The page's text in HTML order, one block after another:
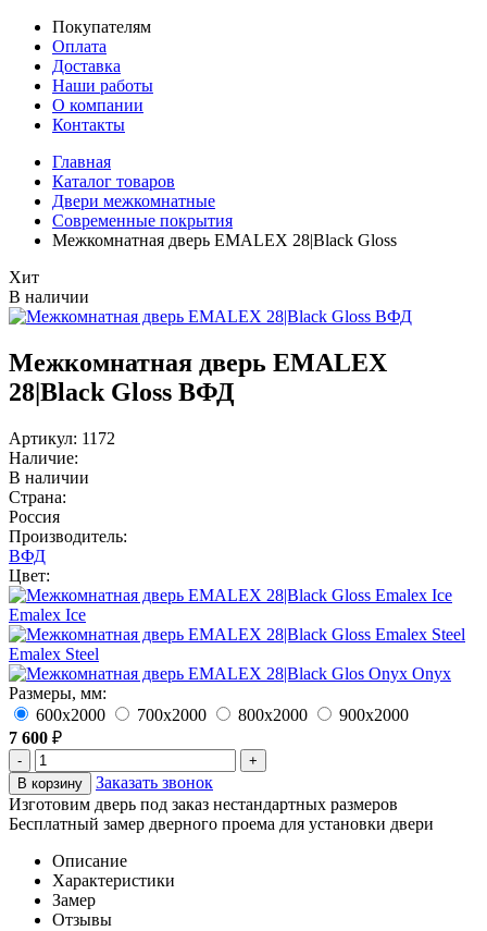
Покупателям
Оплата
Доставка
Наши работы
О компании
Контакты
Главная
Каталог товаров
Двери межкомнатные
Современные покрытия
Межкомнатная дверь EMALEX 28|Black Gloss
Хит
В наличии
Межкомнатная дверь EMALEX
28|Black Gloss ВФД
Артикул: 1172
Наличие:
В наличии
Страна:
Россия
Производитель:
ВФД
Цвет:
Emalex Ice
Emalex Steel
Onyx
Размеры, мм:
600х2000
700х2000 800х2000
900х2000
7 600 ₽
-
+
В корзину
Заказать звонок
Изготовим дверь под заказ нестандартных размеров
Бесплатный замер дверного проема для установки двери
Описание
Характеристики
Замер
Отзывы